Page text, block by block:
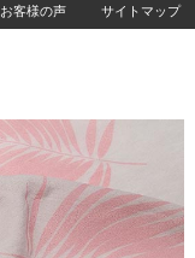
お客様の声 サイトマップ